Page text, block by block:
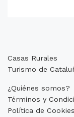
Casas Rurales
Turismo de
¿Quiénes somos?
Términos y
Política de Cookies